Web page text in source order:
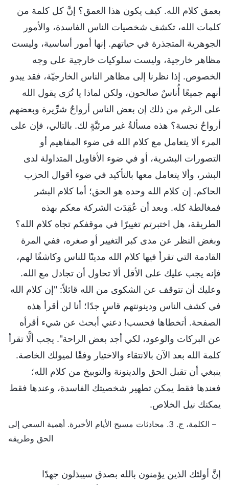
بعمق كلام الله. كيف يكون هذا العمق؟ إنَّ كل كلمة من
كلمات الله، تكشف شخصيات الناس الفاسدة، والأمور
الجوهرية المتجذرة في حياتهم. إنها أمور أساسية، وليست
مظاهر خارجية، وليست سلوكيات خارجية على وجه
الخصوص. إذا نظرنا إلى مظاهر الناس الخارجيّة، فقد يبدو
أنهم جميعًا أُناسٌ صالحون، ولكن لماذا يا تُرَى يقول الله
على الرغم من ذلك إن بعض الناس أرواحٌ شرِّيرة وبعضهم
أرواحٌ نجسة؟ هذه مسألةٌ غير مرئيَّةٍ لك. بالتالي، فإن على
المرء ألا يتعامل مع كلام الله في ضوء المفاهيم أو
التصورات البشرية، أو في ضوء الأقاويل المتداولة لدى
البشر، وألا يتعامل معها بالتأكيد في ضوء أقوال الحزب
الحاكم. إن كلام الله وحده هو الحق؛ أما كلام البشر
فمغالطة كله. وبعد أن عُقِدَت الشركة معكم بهذه
الطريقة، هل اختبرتم تغييرًا في موقفكم تجاه كلام الله؟
وبغض النظر عن مدى كبر التغيير أو صغره، ففي المرة
القادمة التي تقرأ فيها كلام الله مدينًا للناس وكاشفًا لهم،
فإنه يجب عليك على الأقل ألا تحاول أن تجادل مع الله.
وعليك أن تتوقف عن الشكوى من الله قائلاً: "إن كلام الله
في كشف الناس ودينونتهم قاسٍ جدًا؛ أنا لن أقرأ هذه
الصفحة. أتخطاها فحسب! دعني أبحث عن شيء أقرأه
عن البركات والوعود، لكي أجد بعض الراحة". يجب ألَّا تقرأ
كلمة الله بعد الآن بالانتقاء والاختيار وفقًا لميولك الخاصة.
ينبغي أن تقبل الحق والدينونة والتوبيخ من كلام الله؛
فعندها فقط يمكن تطهير شخصيتك الفاسدة، وعندها فقط
يمكنك نيل الخلاص.
– الكلمة، ج. 3. محادثات مسيح الأيام الأخيرة. أهمية السعي إلى
الحق وطريقه
إنَّ أولئك الذين يؤمنون بالله بصدق سيبذلون جهدًا